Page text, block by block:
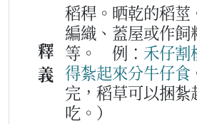
釋
義
稻稈。晒乾的稻莖
編織、蓋屋或作飼
等。
例： 禾仔割
得紮起來分牛仔食
完，稻草可以捆紮
吃。）